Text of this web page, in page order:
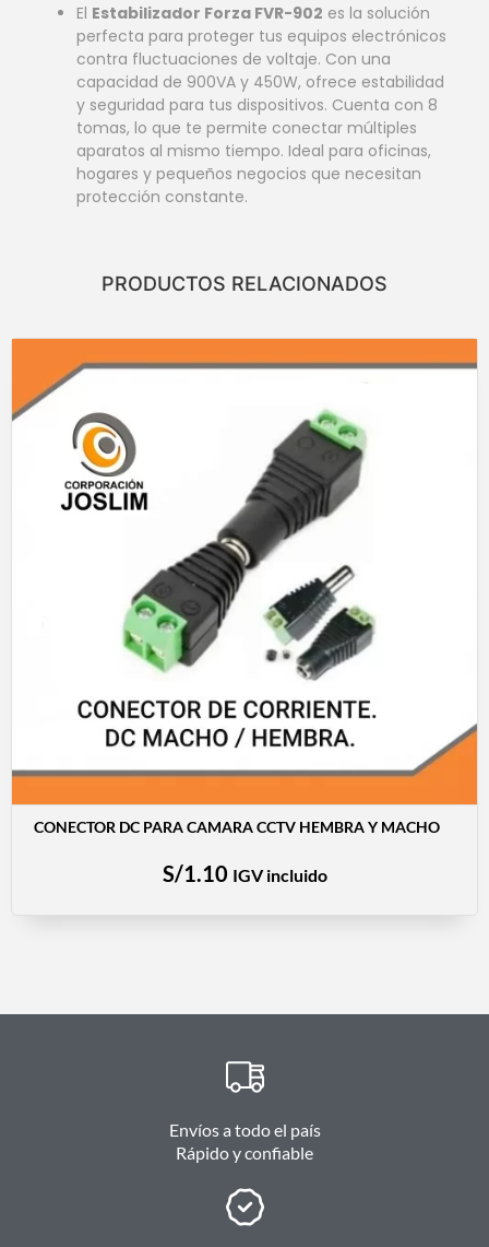
El Estabilizador Forza FVR-902 es la solución
perfecta para proteger tus equipos electrónicos
contra fluctuaciones de voltaje. Con una
capacidad de 900VA y 450W, ofrece estabilidad
y seguridad para tus dispositivos. Cuenta con 8
tomas, lo que te permite conectar múltiples
aparatos al mismo tiempo. Ideal para oficinas,
hogares y pequeños negocios que necesitan
protección constante.
PRODUCTOS RELACIONADOS
CONECTOR DC PARA CAMARA CCTV HEMBRA Y MACHO
S/1.10 IGV incluido
Envíos a todo el país
Rápido y confiable